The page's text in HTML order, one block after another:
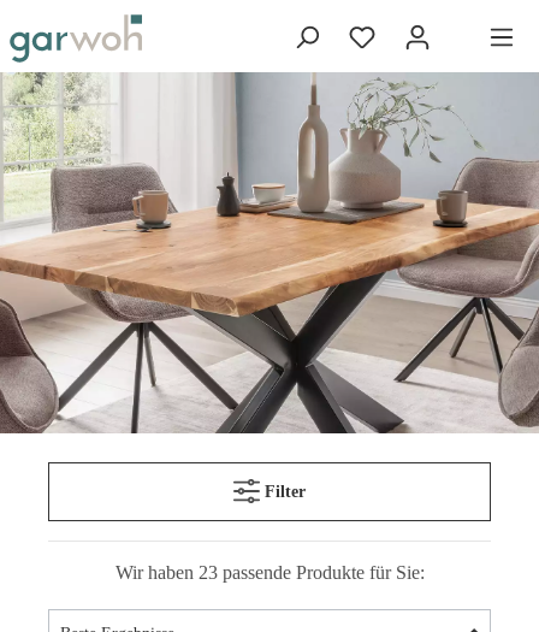
Filter
Wir haben 23 passende Produkte für Sie: